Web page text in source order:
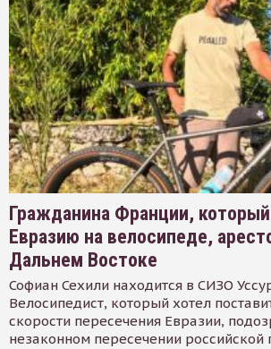
Гражданина Франции,
Евразию на велосипеде,
Дальнем Востоке
Софиан Сехили находится в СИЗО
Велосипедист, который хотел
скорости пересечения Евразии,
незаконном пересечении российской